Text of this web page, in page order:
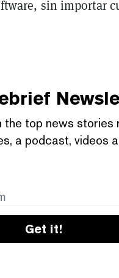
sin importar
top news stories
a podcast, videos
Get it!